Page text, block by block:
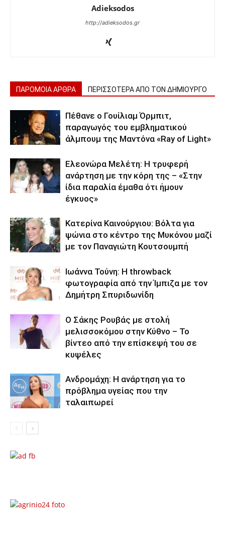
Adieksodos
http://adieksodos.gr
ΠΑΡΟΜΟΙΑ ΑΡΘΡΑ ΠΕΡΙΣΣΟΤΕΡΑ ΑΠΟ ΤΟΝ ΔΗΜΙΟΥΡΓΟ
Πέθανε ο Γουίλιαμ Όρμπιτ,
παραγωγός του εμβληματικού
άλμπουμ της Μαντόνα «Ray of Light»
Ελεονώρα Μελέτη: Η τρυφερή
ανάρτηση με την κόρη της – «Στην
ίδια παραλία έμαθα ότι ήμουν
έγκυος»
Κατερίνα Καινούργιου: Βόλτα για
ψώνια στο κέντρο της Μυκόνου μαζί
με τον Παναγιώτη Κουτσουμπή
Ιωάννα Τούνη: Η throwback
φωτογραφία από την Ίμπιζα με τον
Δημήτρη Σπυριδωνίδη
Ο Σάκης Ρουβάς με στολή
μελισσοκόμου στην Κύθνο – Το
βίντεο από την επίσκεψή του σε
κυψέλες
Ανδρομάχη: Η ανάρτηση για το
πρόβλημα υγείας που την
ταλαιπωρεί